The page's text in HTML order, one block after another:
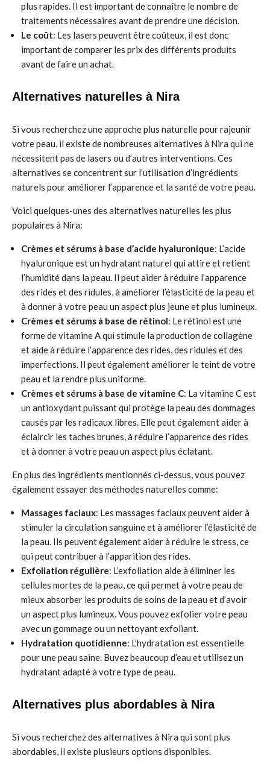
plus rapides. Il est important de connaître le nombre de
traitements nécessaires avant de prendre une décision.
Le coût: Les lasers peuvent être coûteux, il est donc
important de comparer les prix des différents produits
avant de faire un achat.
Alternatives naturelles à Nira
Si vous recherchez une approche plus naturelle pour rajeunir
votre peau, il existe de nombreuses alternatives à Nira qui ne
nécessitent pas de lasers ou d’autres interventions. Ces
alternatives se concentrent sur l’utilisation d’ingrédients
naturels pour améliorer l’apparence et la santé de votre peau.
Voici quelques-unes des alternatives naturelles les plus
populaires à Nira:
Crèmes et sérums à base d’acide hyaluronique: L’acide
hyaluronique est un hydratant naturel qui attire et retient
l’humidité dans la peau. Il peut aider à réduire l’apparence
des rides et des ridules, à améliorer l’élasticité de la peau et
à donner à votre peau un aspect plus jeune et plus lumineux.
Crèmes et sérums à base de rétinol: Le rétinol est une
forme de vitamine A qui stimule la production de collagène
et aide à réduire l’apparence des rides, des ridules et des
imperfections. Il peut également améliorer le teint de votre
peau et la rendre plus uniforme.
Crèmes et sérums à base de vitamine C: La vitamine C est
un antioxydant puissant qui protège la peau des dommages
causés par les radicaux libres. Elle peut également aider à
éclaircir les taches brunes, à réduire l’apparence des rides
et à donner à votre peau un aspect plus éclatant.
En plus des ingrédients mentionnés ci-dessus, vous pouvez
également essayer des méthodes naturelles comme:
Massages faciaux: Les massages faciaux peuvent aider à
stimuler la circulation sanguine et à améliorer l’élasticité de
la peau. Ils peuvent également aider à réduire le stress, ce
qui peut contribuer à l’apparition des rides.
Exfoliation régulière: L’exfoliation aide à éliminer les
cellules mortes de la peau, ce qui permet à votre peau de
mieux absorber les produits de soins de la peau et d’avoir
un aspect plus lumineux. Vous pouvez exfolier votre peau
avec un gommage ou un nettoyant exfoliant.
Hydratation quotidienne: L’hydratation est essentielle
pour une peau saine. Buvez beaucoup d’eau et utilisez un
hydratant adapté à votre type de peau.
Alternatives plus abordables à Nira
Si vous recherchez des alternatives à Nira qui sont plus
abordables, il existe plusieurs options disponibles.